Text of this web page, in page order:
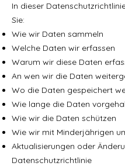
In dieser
Sie:
Wie wir Daten sammeln
Welche Daten wir erfassen
Warum wir diese Daten
An wen wir die Daten
Wo die Daten gespeichert
Wie lange die Daten
Wie wir die Daten schützen
Wie wir mit Minderjährigen
Aktualisierungen oder
Datenschutzrichtlinie